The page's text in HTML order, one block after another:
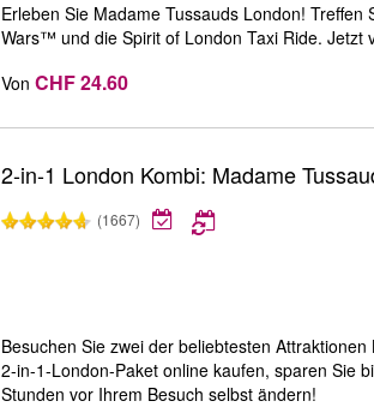
Erleben Sie Madame Tussauds London!
Wars™ und die Spirit of London Taxi Ride. Jetzt
Von CHF 24.60
2-in-1 London Kombi: Madame
(1667)
Besuchen Sie zwei der beliebtesten
2-in-1-London-Paket online kaufen, sparen Sie
Stunden vor Ihrem Besuch selbst ändern!